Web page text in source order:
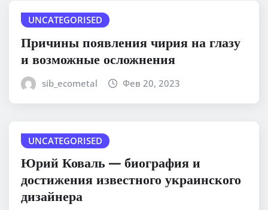
UNCATEGORISED
Причины появления чирия на глазу
и возможные осложнения
sib_ecometal Фев 20, 2023
UNCATEGORISED
Юрий Коваль — биография и
достижения известного украинского
дизайнера